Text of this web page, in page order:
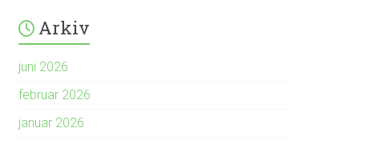
Arkiv
juni 2026
februar 2026
januar 2026